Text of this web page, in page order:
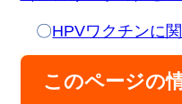
〇HPVワクチンに
このページの